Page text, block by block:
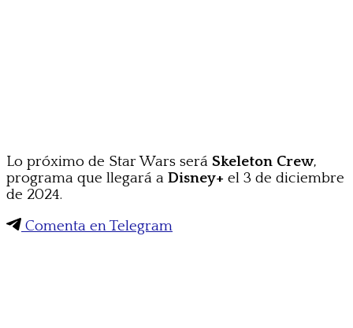
Lo próximo de Star Wars será Skeleton Crew,
programa que llegará a Disney+ el 3 de diciembre
de 2024.
Comenta en Telegram